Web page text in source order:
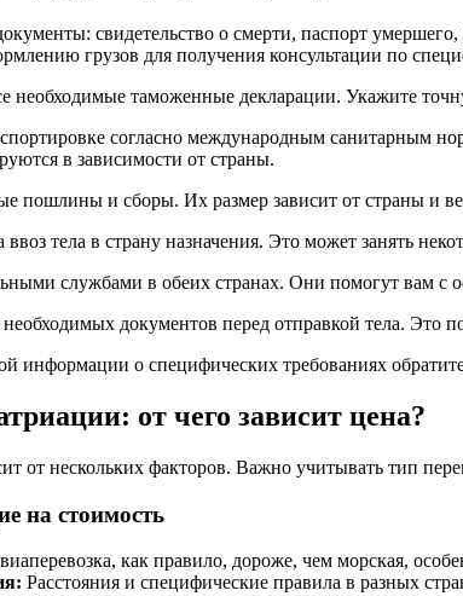
свидетельство о смерти, паспорт
грузов для получения консультации по
необходимые таможенные декларации. Укажите
согласно международным санитарным
в зависимости от страны.
пошлины и сборы. Их размер зависит от страны и
тела в страну назначения. Это может занять
службами в обеих странах. Они помогут вам с
документов перед отправкой тела. Это
информации о специфических требованиях
от чего зависит цена?
от нескольких факторов. Важно учитывать тип
на стоимость
как правило, дороже, чем морская,
Расстояния и специфические правила в разных